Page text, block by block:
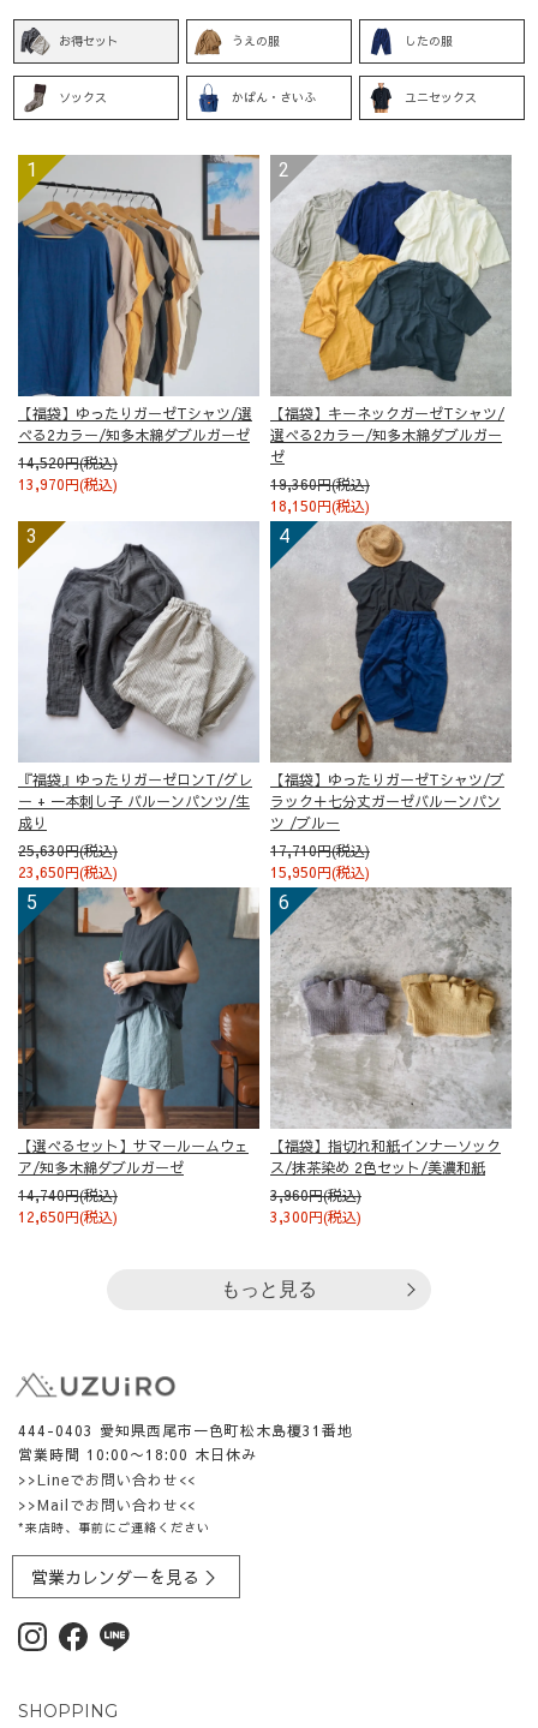
お得セット うえの服 したの服
ソックス かばん・さいふ ユニセックス
【福袋】ゆったりガーゼTシャツ/選
べる2カラー/知多木綿ダブルガーゼ
14,520円(税込)
13,970円(税込)
【福袋】キーネックガーゼTシャツ/
選べる2カラー/知多木綿ダブルガー
ゼ
19,360円(税込)
18,150円(税込)
『福袋』ゆったりガーゼロンT/グレ
ー + 一本刺し子 バルーンパンツ/生
成り
25,630円(税込)
23,650円(税込)
【福袋】ゆったりガーゼTシャツ/ブ
ラック＋七分丈ガーゼバルーンパン
ツ /ブルー
17,710円(税込)
15,950円(税込)
【選べるセット】サマールームウェ
ア/知多木綿ダブルガーゼ
14,740円(税込)
12,650円(税込)
【福袋】指切れ和紙インナーソック
ス/抹茶染め 2色セット/美濃和紙
3,960円(税込)
3,300円(税込)
もっと見る
444-0403 愛知県西尾市一色町松木島榎31番地
営業時間 10:00〜18:00 木日休み
>>Lineでお問い合わせ<<
>>Mailでお問い合わせ<<
*来店時、事前にご連絡ください
営業カレンダーを見る ＞
SHOPPING